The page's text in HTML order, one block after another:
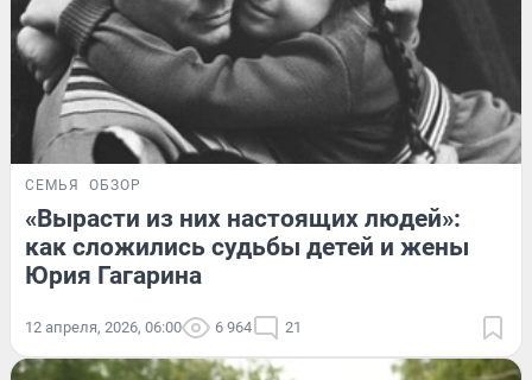
СЕМЬЯ ОБЗОР
«Вырасти из них настоящих людей»:
как сложились судьбы детей и жены
Юрия Гагарина
12 апреля, 2026, 06:00 6 964 21